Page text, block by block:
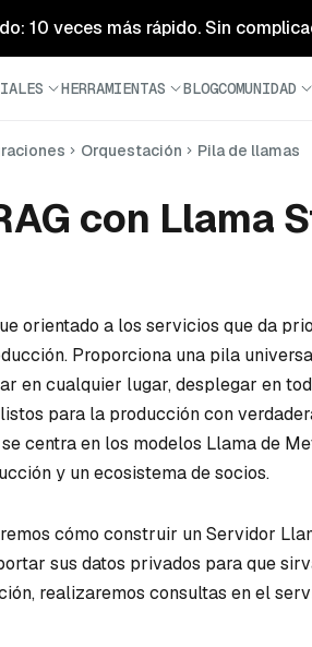
10 veces más rápido. Sin
HERRAMIENTAS BLOGCOMUNIDAD
Orquestación Pila de llamas
con Llama
orientado a los servicios que da
Proporciona una pila
en cualquier lugar, desplegar en
para la producción con
centra en los modelos Llama de
y un ecosistema de socios.
cómo construir un Servidor
sus datos privados para que
realizaremos consultas en el